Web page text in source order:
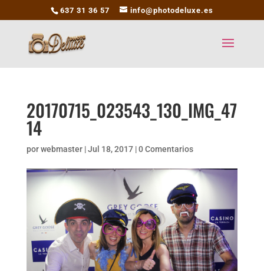
637 31 36 57 info@photodeluxe.es
20170715_023543_130_IMG_47
14
porwebmaster|Jul 18, 2017|0 Comentarios